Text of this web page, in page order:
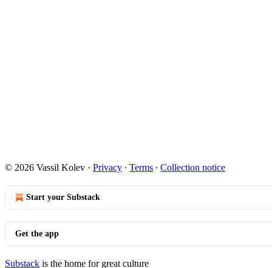
© 2026 Vassil Kolev · Privacy ∙ Terms ∙ Collection notice
Start your Substack
Get the app
Substack is the home for great culture